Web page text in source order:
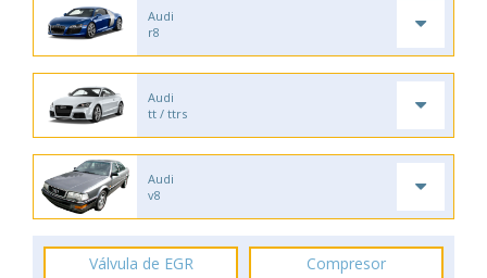
Audi
r8
Audi
tt / ttrs
Audi
v8
Válvula de EGR Compresor